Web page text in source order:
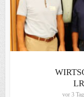
vor 3